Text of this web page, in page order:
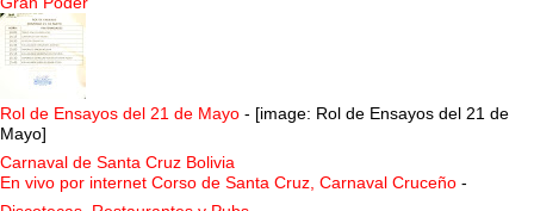
Rol de Ensayos del 21 de Mayo - [image: Rol de Ensayos del 21 de
Mayo]
Carnaval de Santa Cruz Bolivia
En vivo por internet Corso de Santa Cruz, Carnaval Cruceño -